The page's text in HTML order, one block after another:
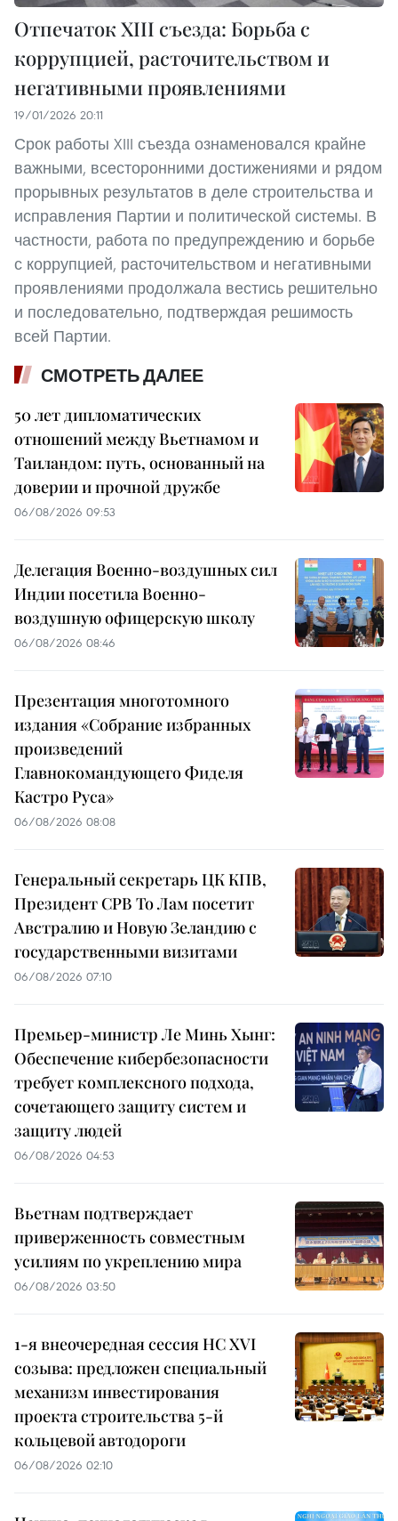
Отпечаток XIII съезда: Борьба с
коррупцией, расточительством и
негативными проявлениями
19/01/2026 20:11
Срок работы XIII съезда ознаменовался крайне
важными, всесторонними достижениями и рядом
прорывных результатов в деле строительства и
исправления Партии и политической системы. В
частности, работа по предупреждению и борьбе
с коррупцией, расточительством и негативными
проявлениями продолжала вестись решительно
и последовательно, подтверждая решимость
всей Партии.
СМОТРЕТЬ ДАЛЕЕ
50 лет дипломатических
отношений между Вьетнамом и
Таиландом: путь, основанный на
доверии и прочной дружбе
06/08/2026 09:53
Делегация Военно-воздушных сил
Индии посетила Военно-
воздушную офицерскую школу
06/08/2026 08:46
Презентация многотомного
издания «Собрание избранных
произведений
Главнокомандующего Фиделя
Кастро Руса»
06/08/2026 08:08
Генеральный секретарь ЦК КПВ,
Президент СРВ То Лам посетит
Австралию и Новую Зеландию с
государственными визитами
06/08/2026 07:10
Премьер-министр Ле Минь Хынг:
Обеспечение кибербезопасности
требует комплексного подхода,
сочетающего защиту систем и
защиту людей
06/08/2026 04:53
Вьетнам подтверждает
приверженность совместным
усилиям по укреплению мира
06/08/2026 03:50
1-я внеочередная сессия НС XVI
созыва: предложен специальный
механизм инвестирования
проекта строительства 5-й
кольцевой автодороги
06/08/2026 02:10